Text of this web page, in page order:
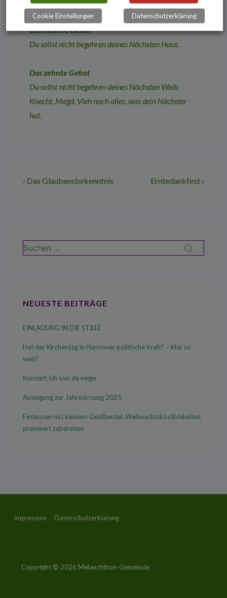
Das neunte Gebot
Du sollst nicht begehren deines Nächsten Haus.
Das zehnte Gebot
Du sollst nicht begehren deines Nächsten Weib,
Knecht, Magd, Vieh noch alles, was dein Nächster
hat.
Beitragsnavigation
Vorheriger
‹ Das Glaubensbekenntnis
Nächster
Erntedankfest ›
Suchen
nach:
NEUESTE BEITRÄGE
EINLADUNG IN DIE STILLE
Hat der Kirchentag in Hannover politische Kraft? – Klar so
weit?
Konzert: Un soir de neige
Auslegung zur Jahreslosung 2025
Festessen mit kleinem Geldbeutel: Weihnachtsköstlichkeiten
preiswert zubereiten
Footer-
Impressum Datenschutzerklärung
Copyright © 2026 Melanchthon-Gemeinde
Cookie Einstellungen Datenschutzerklärung